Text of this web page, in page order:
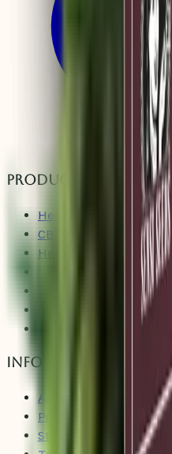
Products
Hemp Clones
CBD Clones
Hemp Seeds
Fertilizer & Additives
Information
About Us
Promise
Strain Finder